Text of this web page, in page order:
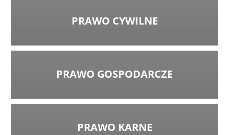
PRAWO CYWILNE
PRAWO GOSPODARCZE
PRAWO KARNE